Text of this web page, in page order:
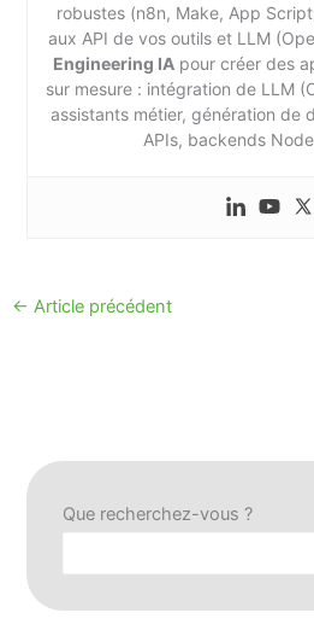
robustes (n8n, Make, App
aux API de vos outils et LLM
Engineering IA pour créer des
sur mesure : intégration de LLM
assistants métier, génération de
APIs, backends
← Article précédent
Que recherchez-vous ?